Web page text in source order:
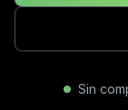
Sin